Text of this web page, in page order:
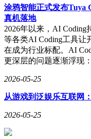
涂鸦智能正式发布Tuya
真机落地
2026年以来，AI Coding
等各类AI Coding工具让
在成为行业标配。AI
更深层的问题逐渐浮现
2026-05-25
从游戏到泛娱乐互联网
2026-05-25